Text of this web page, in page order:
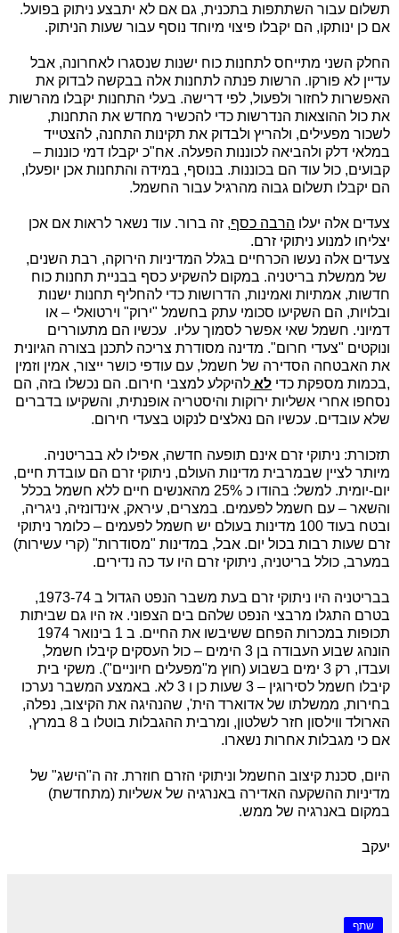
תשלום עבור השתתפות בתכנית, גם אם לא יתבצע ניתוק בפועל.
אם כן ינותקו, הם יקבלו פיצוי מיוחד נוסף עבור שעות הניתוק.
החלק השני מתייחס לתחנות כוח ישנות שנסגרו לאחרונה, אבל
עדיין לא פורקו. הרשות פנתה לתחנות אלה בבקשה לבדוק את
האפשרות לחזור ולפעול, לפי דרישה. בעלי התחנות יקבלו מהרשות
את כול ההוצאות הנדרשות כדי להכשיר מחדש את התחנות,
לשכור מפעילים, ולהריץ ולבדוק את תקינות התחנה, להצטייד
במלאי דלק ולהביאה לכוננות הפעלה. אח"כ יקבלו דמי כוננות –
קבועים, כול עוד הם בכוננות. בנוסף, במידה והתחנות אכן יופעלו,
הם יקבלו תשלום גבוה מהרגיל עבור החשמל.
צעדים אלה יעלו הרבה כסף, זה ברור. עוד נשאר לראות אם אכן
יצליחו למנוע ניתוקי זרם.
צעדים אלה נעשו הכרחיים בגלל המדיניות הירוקה, רבת השנים,
של ממשלת בריטניה. במקום להשקיע כסף בבניית תחנות כוח
חדשות, אמתיות ואמינות, הדרושות כדי להחליף תחנות ישנות
ובלויות, הם השקיעו סכומי עתק בחשמל "ירוק" וירטואלי – או
דמיוני. חשמל שאי אפשר לסמוך עליו. עכשיו הם מתעוררים
ונוקטים "צעדי חרום". מדינה מסודרת צריכה לתכנן בצורה הגיונית
את האבטחה הסדירה של חשמל, עם עודפי כושר ייצור, אמין וזמין
,בכמות מספקת כדי לא להיקלע למצבי חירום. הם נכשלו בזה, הם
נסחפו אחרי אשליות ירוקות והיסטריה אופנתית, והשקיעו בדברים
שלא עובדים. עכשיו הם נאלצים לנקוט בצעדי חירום.
תזכורת: ניתוקי זרם אינם תופעה חדשה, אפילו לא בבריטניה.
מיותר לציין שבמרבית מדינות העולם, ניתוקי זרם הם עובדת חיים,
יום-יומית. למשל: בהודו כ 25% מהאנשים חיים ללא חשמל בכלל
והשאר – עם חשמל לפעמים. במצרים, עיראק, אינדונזיה, ניגריה,
ובטח בעוד 100 מדינות בעולם יש חשמל לפעמים – כלומר ניתוקי
זרם שעות רבות בכול יום. אבל, במדינות "מסודרות" (קרי עשירות)
במערב, כולל בריטניה, ניתוקי זרם היו עד כה נדירים.
בבריטניה היו ניתוקי זרם בעת משבר הנפט הגדול ב 1973-74,
בטרם התגלו מרבצי הנפט שלהם בים הצפוני. אז היו גם שביתות
תכופות במכרות הפחם ששיבשו את החיים. ב 1 בינואר 1974
הונהג שבוע העבודה בן 3 הימים – כול העסקים קיבלו חשמל,
ועבדו, רק 3 ימים בשבוע (חוץ מ"מפעלים חיוניים"). משקי בית
קיבלו חשמל לסירוגין – 3 שעות כן ו 3 לא. באמצע המשבר נערכו
בחירות, ממשלתו של אדוארד הית', שהנהיגה את הקיצוב, נפלה,
הארולד ווילסון חזר לשלטון, ומרבית ההגבלות בוטלו ב 8 במרץ,
אם כי מגבלות אחרות נשארו.
היום, סכנת קיצוב החשמל וניתוקי הזרם חוזרת. זה ה"הישג" של
מדיניות ההשקעה האדירה באנרגיה של אשליות (מתחדשת)
במקום באנרגיה של ממש.
יעקב
שתף